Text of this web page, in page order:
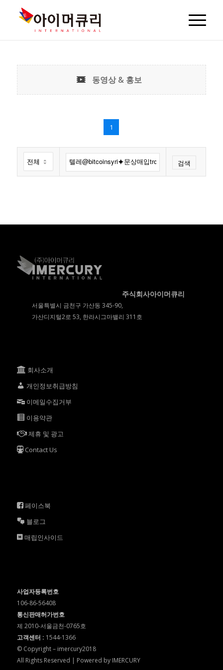
동영상 & 홍보
1
검색
주식회사아이머큐리
서울특별시 금천구 가산동 345-90,
가산디지털2로 53, 한라시그마밸리 311호
회사소개
개인정보취급방침
이메일수집거부
이용약관
제휴 및 광고
Contact Us
페이스북
블로그
매립인사이드
사업자등록번호
106-86-56408
통신판매허가번호
제 2010-서울금천-0765호
고객센터 : 1544-1366
© Copyright – imercury2018
All Rights Reserved | Powered by IMERCURY